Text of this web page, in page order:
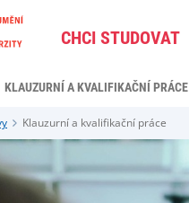
CHCI STUDOVAT
KLAUZURNÍ A KVALIFIKAČNÍ PRÁCE
Klauzurní a kvalifikační práce